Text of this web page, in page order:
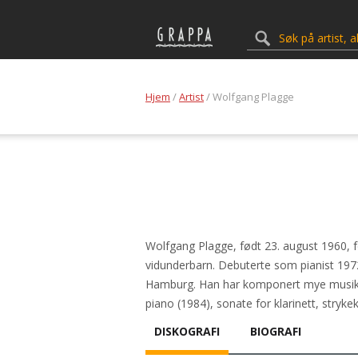
Hjem /Artist/ Wolfgang Plagge
Wolfgang Plagge, født 23. august
vidunderbarn. Debuterte som pianist
Hamburg. Han har komponert mye
piano (1984), sonate for klarinett,
DISKOGRAFI
BIOGRAFI